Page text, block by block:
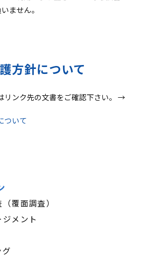
ません。
方針について
リンク先の文書をご確認下さい。 →
ついて
覆面調査）
メント